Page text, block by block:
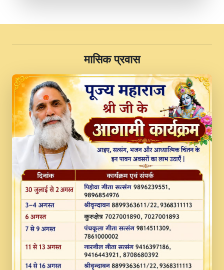
II Swami Gyananand Ji Maharaj.mp3
JINU SATGURU AAP BULAVE by Rasik
Pawan ji 20-11-19 Sankirtan At VEER JI
PRABHU KUTEER CHANNEL.mp3
Kina Sohna Tera Bhawan Sajaya Mata
Vaishno Devi Aarti Mata Rani Bhajan By
Lakhwinder Wadali Ji.mp3
MERE MANN VICH KANTH KALER
NEW PUNAJBI DEVOTIONAL SONG 2017
FULL VIDEO HD.mp3
Na To Roop Hai Bindu Ji Maharaj Pad - A
Divine Bhajan by Shri Indresh Ji
#BhaktiPath.mp3
Radha Rani Ki Kirpa Best Devotional
Song By Chitra Vichitra.mp3
​मासिक प्रवास